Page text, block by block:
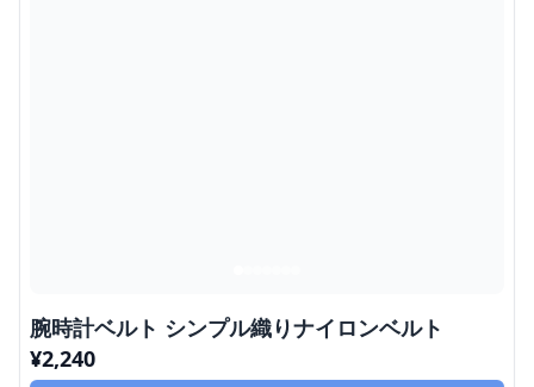
腕時計ベルト シンプル織りナイロンベルト
¥2,240